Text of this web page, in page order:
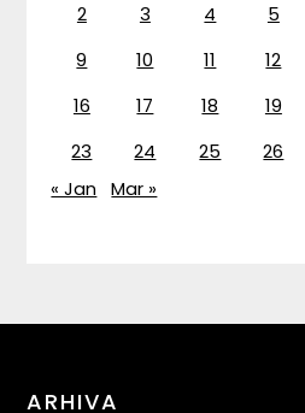
2
3 4 5
9
10 11 12
16
17 18 19
23
24 25 26
« Jan Mar »
ARHIVA